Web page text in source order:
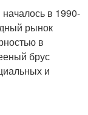
в 1990-
рынок
в
брус
и